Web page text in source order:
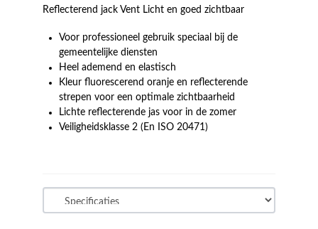
Reflecterend jack Vent Licht en goed zichtbaar
Voor professioneel gebruik speciaal bij de
gemeentelijke diensten
Heel ademend en elastisch
Kleur fluorescerend oranje en reflecterende
strepen voor een optimale zichtbaarheid
Lichte reflecterende jas voor in de zomer
Veiligheidsklasse 2 (En ISO 20471)